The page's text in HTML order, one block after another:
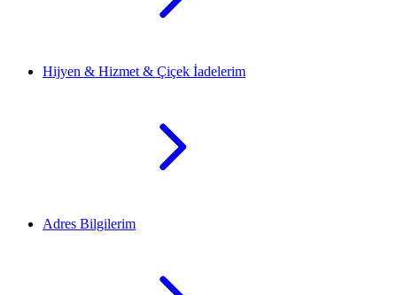
Hijyen & Hizmet & Çiçek İadelerim
Adres Bilgilerim